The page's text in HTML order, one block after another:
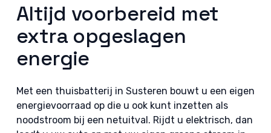
Altijd voorbereid met
extra opgeslagen
energie
Met een thuisbatterij in Susteren bouwt u een eigen
energievoorraad op die u ook kunt inzetten als
noodstroom bij een netuitval. Rijdt u elektrisch, dan